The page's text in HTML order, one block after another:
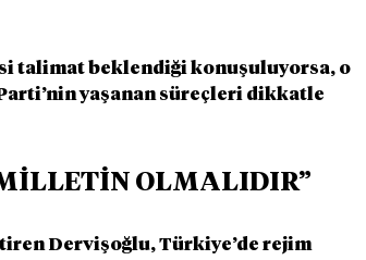
talimat beklendiği konuşuluyorsa, o
yaşanan süreçleri dikkatle
OLMALIDIR”
Dervişoğlu, Türkiye’de rejim